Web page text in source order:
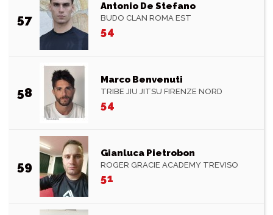
57
Antonio De Stefano
BUDO CLAN ROMA EST
54
58
Marco Benvenuti
TRIBE JIU JITSU FIRENZE NORD
54
59
Gianluca Pietrobon
ROGER GRACIE ACADEMY TREVISO
51